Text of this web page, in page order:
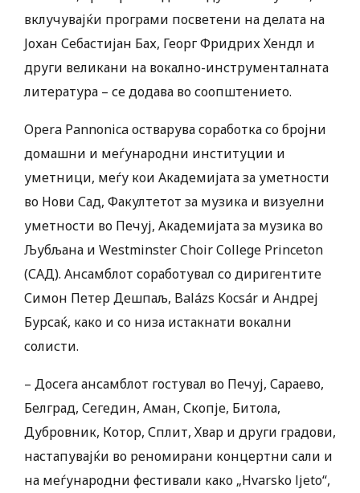
вклучувајќи програми посветени на делата на
Јохан Себастијан Бах, Георг Фридрих Хендл и
други великани на вокално-инструменталната
литература – се додава во соопштението.
Opera Pannonica остварува соработка со бројни
домашни и меѓународни институции и
уметници, меѓу кои Академијата за уметности
во Нови Сад, Факултетот за музика и визуелни
уметности во Печуј, Академијата за музика во
Љубљана и Westminster Choir College Princeton
(САД). Ансамблот соработувал со диригентите
Симон Петер Дешпаљ, Balázs Kocsár и Андреј
Бурсаќ, како и со низа истакнати вокални
солисти.
– Досега ансамблот гостувал во Печуј, Сараево,
Белград, Сегедин, Аман, Скопје, Битола,
Дубровник, Котор, Сплит, Хвар и други градови,
настапувајќи во реномирани концертни сали и
на меѓународни фестивали како „Hvarsko ljeto“,